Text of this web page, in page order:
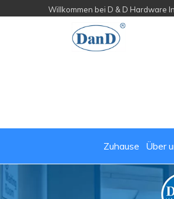
Willkommen bei D & D Hardware
Zuhause Über